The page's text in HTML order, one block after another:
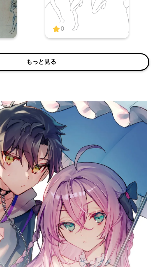
0
もっと見る